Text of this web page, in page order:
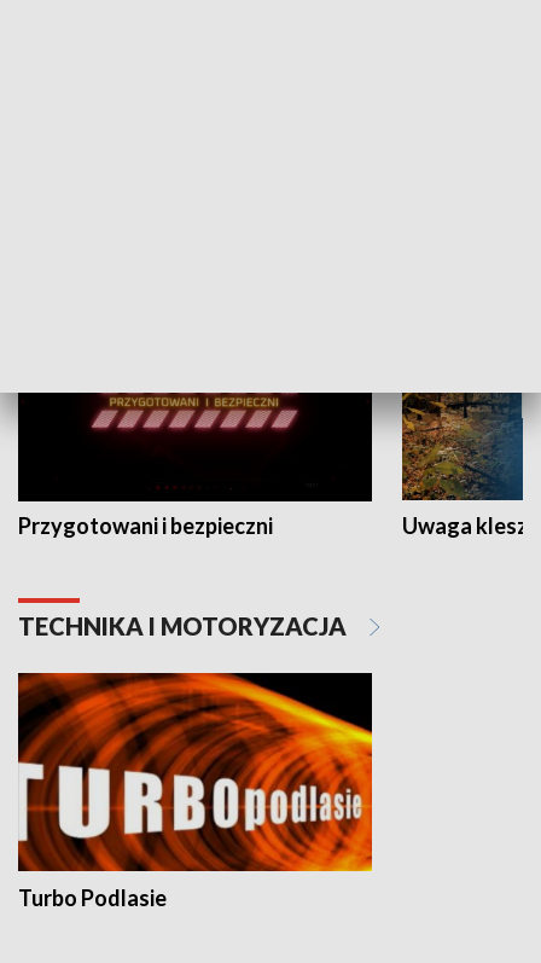
Przygotowani i bezpieczni Uwaga
TECHNIKA I MOTORYZACJA
Turbo Podlasie